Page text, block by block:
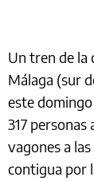
Un tren de la
Málaga (sur
este
317
vagones a
contigua por